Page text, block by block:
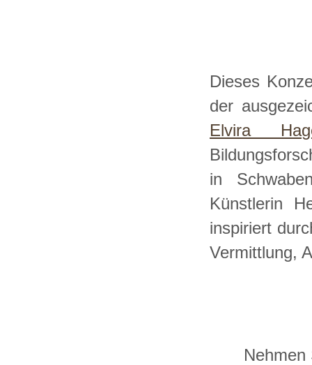
Dieses
der
Elvira
in
Künstlerin
inspiriert
Vermittlung,
Nehmen